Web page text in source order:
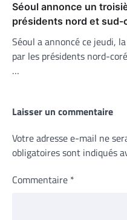
Séoul annonce un
présidents nord et sud-
Séoul a annoncé ce jeudi,
par les présidents nord-
…
Laisser un commentaire
Votre adresse e-mail ne
obligatoires sont indiqués
Commentaire *